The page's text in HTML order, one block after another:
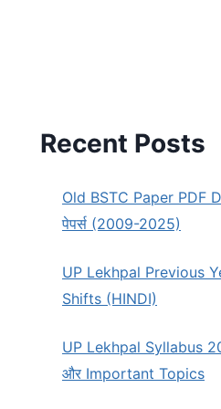
Recent Posts
Old BSTC Paper PDF
पेपर्स (2009-2025)
UP Lekhpal Previous
Shifts (HINDI)
UP Lekhpal Syllabus
और Important Topics